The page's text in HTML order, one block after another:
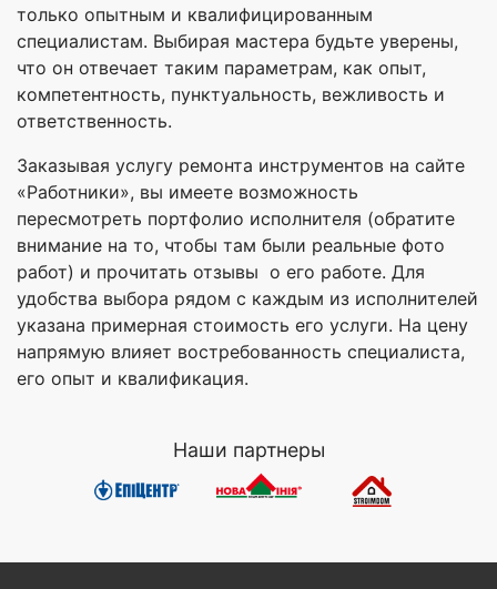
только опытным и квалифицированным
специалистам. Выбирая мастера будьте уверены,
что он отвечает таким параметрам, как опыт,
компетентность, пунктуальность, вежливость и
ответственность.
Заказывая услугу ремонта инструментов на сайте
«Работники», вы имеете возможность
пересмотреть портфолио исполнителя (обратите
внимание на то, чтобы там были реальные фото
работ) и прочитать отзывы о его работе. Для
удобства выбора рядом с каждым из исполнителей
указана примерная стоимость его услуги. На цену
напрямую влияет востребованность специалиста,
его опыт и квалификация.
Наши партнеры